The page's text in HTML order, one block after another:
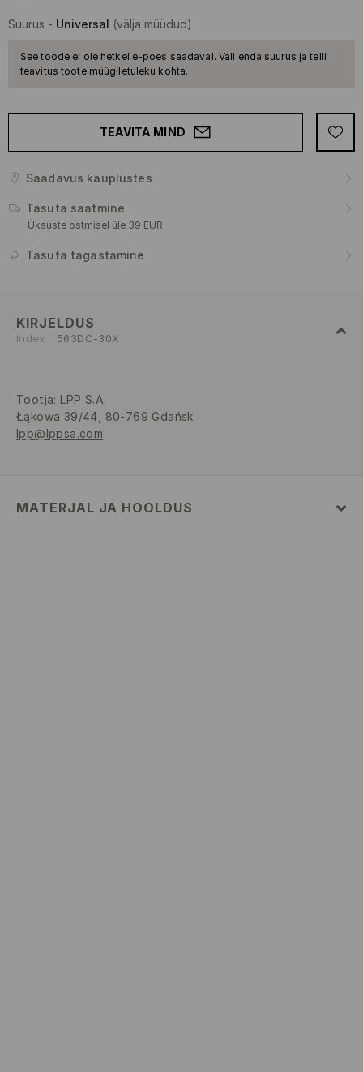
Suurus - Universal (välja müüdud)
See toode ei ole hetkel e-poes saadaval. Vali enda suurus ja telli
teavitus toote müügiletuleku kohta.
TEAVITA MIND
Saadavus kauplustes
Tasuta saatmine
Üksuste ostmisel üle 39 EUR
Tasuta tagastamine
KIRJELDUS
Index 563DC-30X
Tootja: LPP S.A.
Łąkowa 39/44, 80-769 Gdańsk
lpp@lppsa.com
MATERJAL JA HOOLDUS